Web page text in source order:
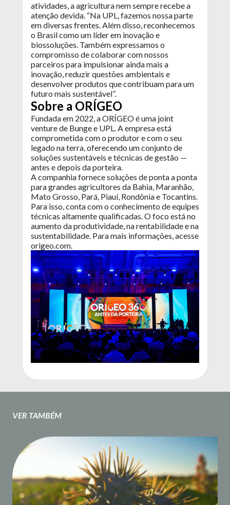
atividades, a agricultura nem sempre recebe a
atenção devida. “Na UPL, fazemos nossa parte
em diversas frentes. Além disso, reconhecemos
o Brasil como um líder em inovação e
biossoluções. Também expressamos o
compromisso de colaborar com nossos
parceiros para impulsionar ainda mais a
inovação, reduzir questões ambientais e
desenvolver produtos que contribuam para um
futuro mais sustentável”.
Sobre a ORÍGEO
Fundada em 2022, a ORÍGEO é uma joint
venture de Bunge e UPL. A empresa está
comprometida com o produtor e com o seu
legado na terra, oferecendo um conjunto de
soluções sustentáveis e técnicas de gestão —
antes e depois da porteira.
A companhia fornece soluções de ponta a ponta
para grandes agricultores da Bahia, Maranhão,
Mato Grosso, Pará, Piauí, Rondônia e Tocantins.
Para isso, conta com o conhecimento de equipes
técnicas altamente qualificadas. O foco está no
aumento da produtividade, na rentabilidade e na
sustentabilidade. Para mais informações, acesse
origeo.com.
VER TAMBÉM